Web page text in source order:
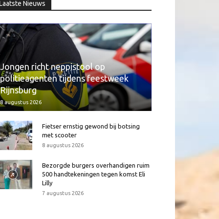
Nieuws
Jongen richt neppistool op
politieagenten tijdens feestweek
Rijnsburg
8 augustus 2026
Fietser ernstig gewond bij botsing
met scooter
8 augustus 2026
Bezorgde burgers overhandigen ruim
500 handtekeningen tegen komst Eli
Lilly
7 augustus 2026